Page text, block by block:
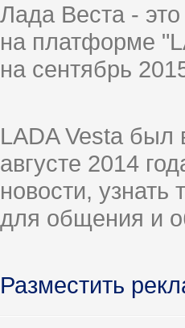
Лада Веста -
на платформе
на сентябрь
LADA Vesta был
августе 2014
новости,
для общения и
Разместить